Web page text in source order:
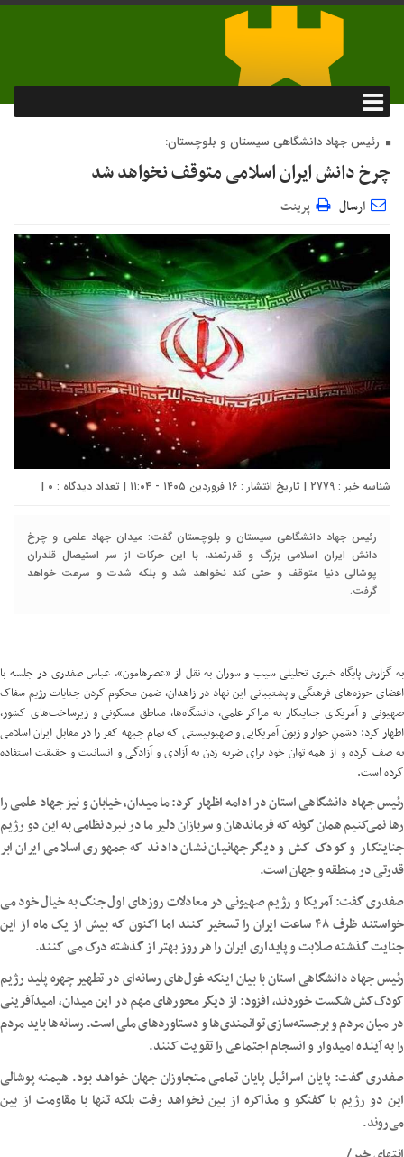
رئیس جهاد دانشگاهی سیستان و بلوچستان:
چرخ دانش ایران اسلامی متوقف نخواهد شد
ارسال پرینت
شناسه خبر : 2779 | تاریخ انتشار : ۱۶ فروردین ۱۴۰۵ - ۱۱:۰۴ | تعداد دیدگاه : ۰ |
رئیس جهاد دانشگاهی سیستان و بلوچستان گفت: میدان جهاد علمی و چرخ
دانش ایران اسلامی بزرگ و قدرتمند، با این حرکات از سر استیصال قلدران
پوشالی دنیا متوقف و حتی کند نخواهد شد و بلکه شدت و سرعت خواهد
گرفت.
به گزارش پایگاه خبری تحلیلی سیب و سوران به نقل از «عصرهامون»، عباس صفدری در جلسه با
اعضای حوزه‌های فرهنگی و پشتیبانی این نهاد در زاهدان، ضمن محکوم کردن جنایات رژیم سفاک
صهیونی و آمریکای جنایتکار به مراکز علمی، دانشگاه‌ها، مناطق مسکونی و زیرساخت‌های کشور،
اظهار کرد: دشمنِ خوار و زبون آمریکایی و صهیونیستی که تمام جبهه کفر را در مقابل ایران اسلامی
به صف کرده و از همه توان خود برای ضربه زدن به آزادی و آزادگی و انسانیت و حقیقت استفاده
کرده است.
رئیس جهاد دانشگاهی استان در ادامه اظهار کرد: ما میدان، خیابان و نیز جهاد علمی را
رها نمی‌کنیم همان گونه که فرماندهان و سربازان دلیر ما در نبرد نظامی به این دو رژیم
جنایتکار و کودک کش و دیگر جهانیان نشان دادند که جمهوری اسلامی ایران ابر
قدرتی در منطقه و جهان است.
صفدری گفت: آمریکا و رژیم صهیونی در معادلات روزهای اول جنگ به خیال خود می
خواستند ظرف ۴۸ ساعت ایران را تسخیر کنند اما اکنون که بیش از یک ماه از این
جنایت گذشته صلابت و پایداری ایران را هر روز بهتر از گذشته درک می کنند.
رئیس جهاد دانشگاهی استان با بیان اینکه غول‌های رسانه‌ای در تطهیر چهره پلید رژیم
کودک‌کش شکست خوردند، افزود: از دیگر محورهای مهم در این میدان، امیدآفرینی
در میان مردم و برجسته‌سازی توانمندی‌ها و دستاوردهای ملی است. رسانه‌ها باید مردم
را به آینده امیدوار و انسجام اجتماعی را تقویت کنند.
صفدری گفت: پایان اسرائیل پایان تمامی متجاوزان جهان خواهد بود. هیمنه پوشالی
این دو رژیم با گفتگو و مذاکره از بین نخواهد رفت بلکه تنها با مقاومت از بین
می‌روند.